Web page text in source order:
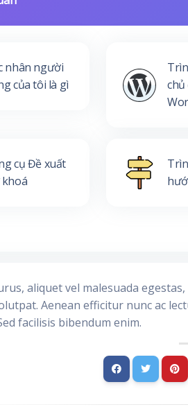
nhân người
của tôi là gì
chủ
cụ Đề xuất
aliquet vel malesuada
Aenean efficitur nunc ac
facilisis bibendum enim.